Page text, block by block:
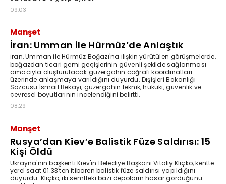
09:03
Manşet
İran: Umman ile Hürmüz’de Anlaştık
İran, Umman ile Hürmüz Boğazı'na ilişkin yürütülen görüşmelerde,
boğazdan ticari gemi geçişlerinin güvenli şekilde sağlanması
amacıyla oluşturulacak güzergahın coğrafi koordinatları
üzerinde anlaşmaya varıldığını duyurdu. Dışişleri Bakanlığı
Sözcüsü İsmail Bekayi, güzergahın teknik, hukuki, güvenlik ve
çevresel boyutlarının incelendiğini belirtti.
08:29
Manşet
Rusya’dan Kiev’e Balistik Füze Saldırısı: 15
Kişi Öldü
Ukrayna'nın başkenti Kiev'in Belediye Başkanı Vitaliy Kliçko, kentte
yerel saat 01.33'ten itibaren balistik füze saldırısı yapıldığını
duyurdu. Kliçko, iki semtteki bazı depoların hasar gördüğünü